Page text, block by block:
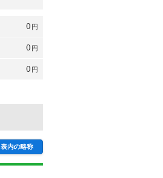
0 円
0 円
0 円
表内の略称